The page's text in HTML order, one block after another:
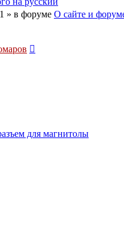
» в форуме О сайте и
для магнитолы